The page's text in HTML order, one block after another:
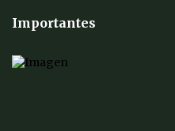
Importantes